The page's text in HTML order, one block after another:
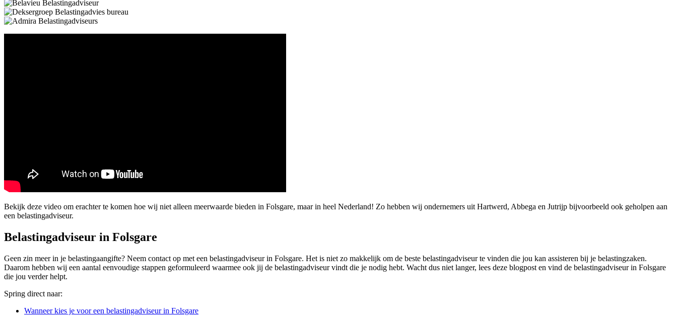
Bekijk deze video om erachter te komen hoe wij niet alleen meerwaarde bieden in Folsgare, maar in heel Nederland! Zo hebben wij ondernemers uit Hartwerd, Abbega en Jutrijp bijvoorbeeld ook geholpen aan
een belastingadviseur.
Belastingadviseur in Folsgare
Geen zin meer in je belastingaangifte? Neem contact op met een belastingadviseur in Folsgare. Het is niet zo makkelijk om de beste belastingadviseur te vinden die jou kan assisteren bij je belastingzaken.
Daarom hebben wij een aantal eenvoudige stappen geformuleerd waarmee ook jij de belastingadviseur vindt die je nodig hebt. Wacht dus niet langer, lees deze blogpost en vind de belastingadviseur in Folsgare
die jou verder helpt.
Spring direct naar:
Wanneer kies je voor een belastingadviseur in Folsgare